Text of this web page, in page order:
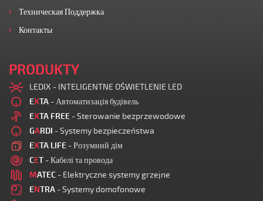
Техническая Поддержка
Контакты
PRODUKTY
LEDIX - INTELIGENTNE OŚWIETLENIE LED
EXTA - Автоматизація будівель
EXTA FREE - Sterowanie bezprzewodowe
GARDI - Systemy bezpieczeństwa
EXTA LIFE - Розумний дім
CET - Кабелі та провода
MATEC - Elektryczne systemy grzejne
ENTRA - Systemy domofonowe